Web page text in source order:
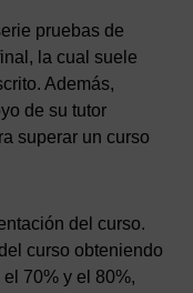
pruebas de
la cual suele
Además,
de su tutor
superar un curso
del curso.
curso obteniendo
70% y el 80%,